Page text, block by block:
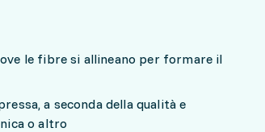
le fibre si allineano per formare il
a seconda della qualità e
o altro